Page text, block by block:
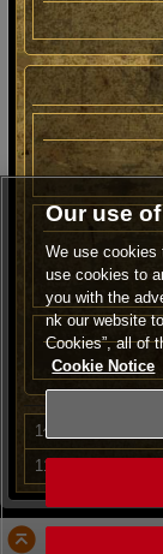
1位～10位
11位～20位
Our use
We use cookies
use cookies to
you with the
nk our website
Cookies”, all of
Cookie Notice